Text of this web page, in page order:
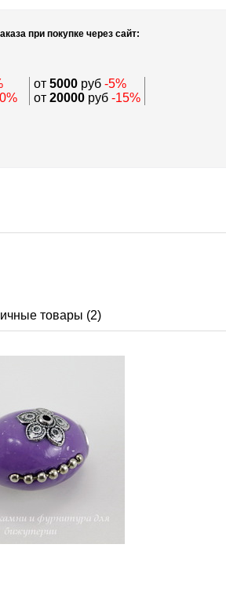
при покупке через сайт:
от 5000руб-5%
от 20000руб -15%
товары (2)